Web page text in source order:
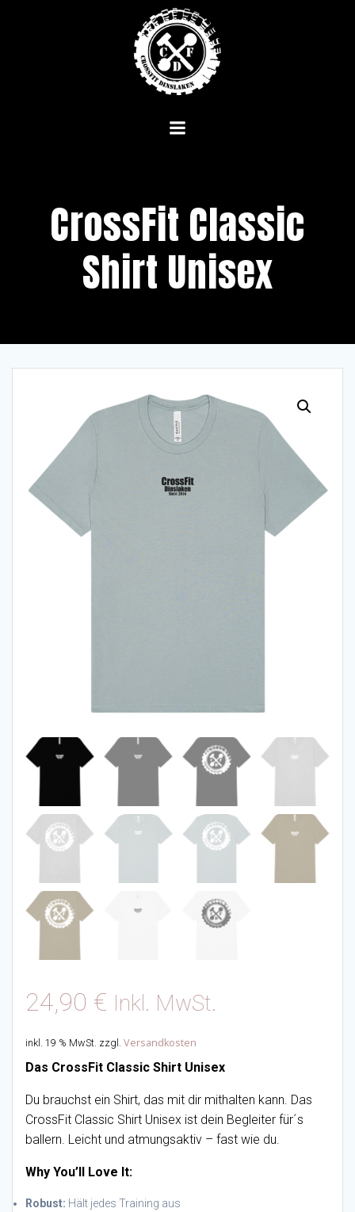
CrossFit Classic
Shirt Unisex
24,90 € Inkl. MwSt.
inkl. 19 % MwSt. zzgl. Versandkosten
Das CrossFit Classic Shirt Unisex
Du brauchst ein Shirt, das mit dir mithalten kann. Das
CrossFit Classic Shirt Unisex ist dein Begleiter für´s
ballern. Leicht und atmungsaktiv – fast wie du.
Why You’ll Love It:
Robust: Hält jedes Training aus